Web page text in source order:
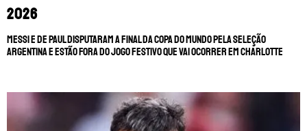
2026
Messi e De Paul disputaram a final da Copa do Mundo pela Seleção
Argentina e estão fora do jogo festivo que vai ocorrer em Charlotte